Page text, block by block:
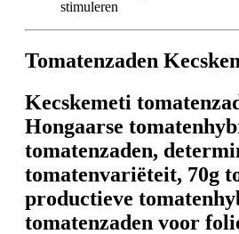
stimuleren
Tomatenzaden
Kecskemeti
Hongaarse
tomatenzaden,
tomatenvariëteit, 70g
productieve
tomatenzaden voor